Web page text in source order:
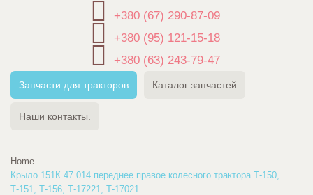
+380 (67) 290-87-09
+380 (95) 121-15-18
+380 (63) 243-79-47
Запчасти для тракторов Каталог запчастей
Наши контакты.
Home
Крыло 151К.47.014 переднее правое колесного трактора Т-150,
Т-151, Т-156, Т-17221, Т-17021